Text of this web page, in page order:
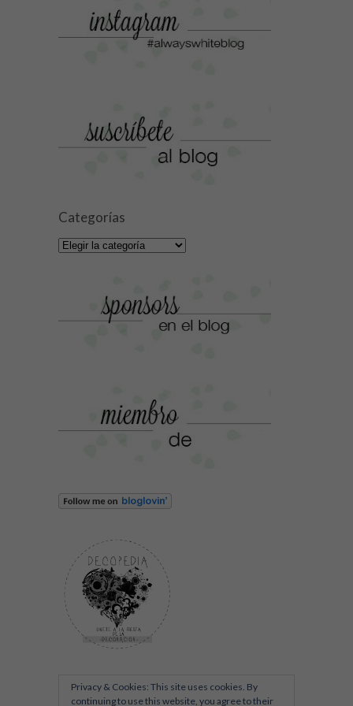
Categorías
Categorías
Privacy & Cookies: This site uses cookies. By
continuing to use this website, you agree to their